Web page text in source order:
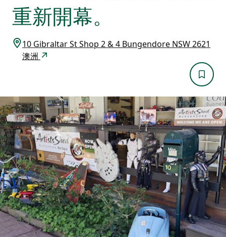
重新開幕。
10 Gibraltar St Shop 2 & 4 Bungendore NSW 2621
澳洲